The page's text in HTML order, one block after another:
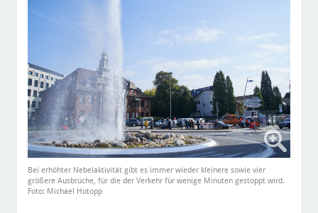
Bei erhöhter Nebelaktivität gibt es immer wieder kleinere sowie vier
größere Ausbrüche, für die der Verkehr für wenige Minuten gestoppt wird.
Foto: Michael Hotopp